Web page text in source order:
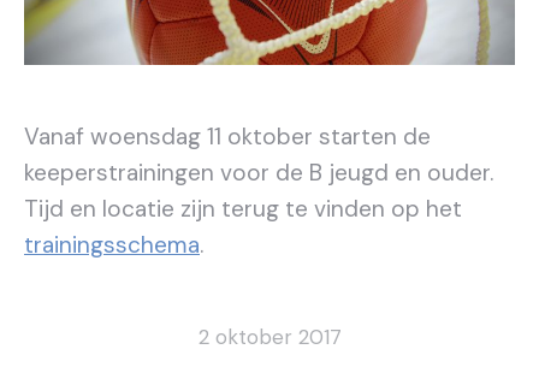
Vanaf woensdag 11 oktober starten de
keeperstrainingen voor de B jeugd en ouder.
Tijd en locatie zijn terug te vinden op het
trainingsschema.
2 oktober 2017